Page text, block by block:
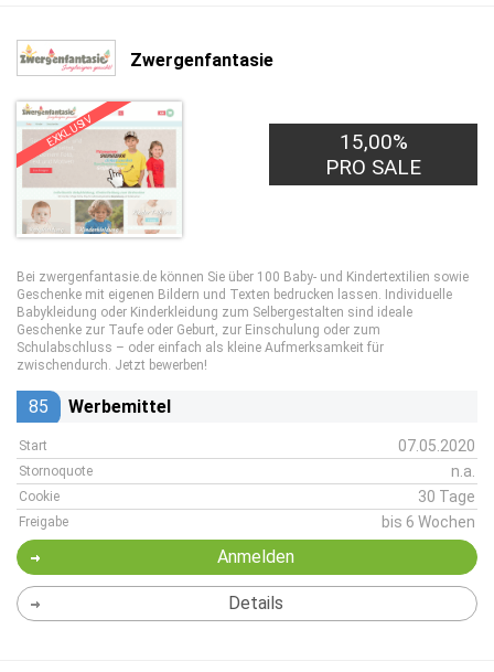
Zwergenfantasie
EXKLUSIV
15,00%
PRO SALE
Bei zwergenfantasie.de können Sie über 100 Baby- und Kindertextilien sowie
Geschenke mit eigenen Bildern und Texten bedrucken lassen. Individuelle
Babykleidung oder Kinderkleidung zum Selbergestalten sind ideale
Geschenke zur Taufe oder Geburt, zur Einschulung oder zum
Schulabschluss – oder einfach als kleine Aufmerksamkeit für
zwischendurch. Jetzt bewerben!
85 Werbemittel
Start 07.05.2020
Stornoquote n.a.
Cookie 30 Tage
Freigabe bis 6 Wochen
Anmelden
Details